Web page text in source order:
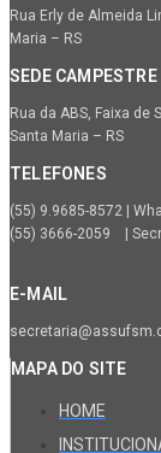
Rua Erly de Almeida
Maria – RS
SEDE CAMPESTRE
Rua da ABS, Faixa de
Santa Maria – RS
TELEFONES
(55) 9.9685-8572 |
(55) 3666-2059 |
E-MAIL
MAPA DO SITE
HOME